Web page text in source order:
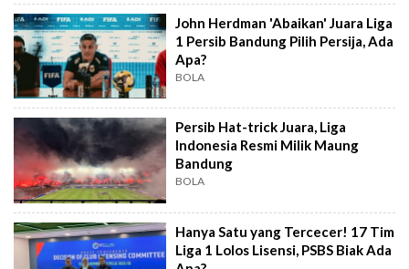
John Herdman 'Abaikan' Juara Liga
1 Persib Bandung Pilih Persija, Ada
Apa?
BOLA
Persib Hat-trick Juara, Liga
Indonesia Resmi Milik Maung
Bandung
BOLA
Hanya Satu yang Tercecer! 17 Tim
Liga 1 Lolos Lisensi, PSBS Biak Ada